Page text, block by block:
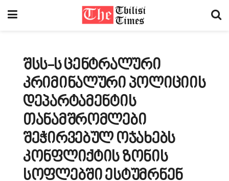
შსს-ს ცენტრალური
კრიმინალური პოლიციის
დეპარტამენტის
თანამშრომლები
შეჭირვებულ ოჯახებს
კონფლიქტის ზონის
სოფლებში ესტუმრნენ